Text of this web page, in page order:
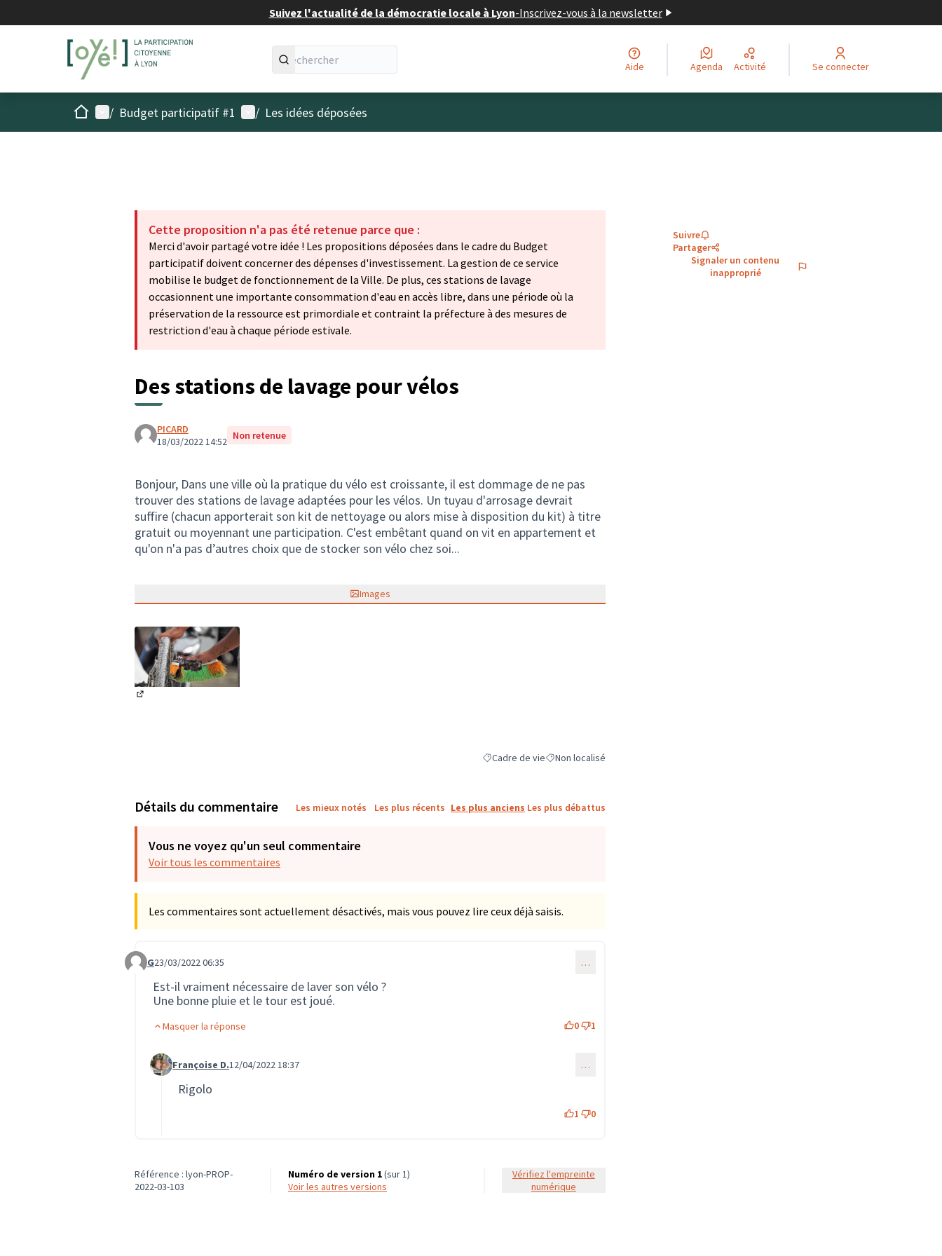
Suivez l'actualité de la démocratie locale à Lyon-Inscrivez-vous à la newsletter
Aide Agenda Activité Se connecter
AccueilMenu principal
/ Budget participatif #1 Menu utilisateur
/ Les idées déposées
Cette proposition n'a pas été retenue parce que :
Merci d'avoir partagé votre idée ! Les propositions déposées dans le cadre du Budget
participatif doivent concerner des dépenses d'investissement. La gestion de ce service
mobilise le budget de fonctionnement de la Ville. De plus, ces stations de lavage
occasionnent une importante consommation d'eau en accès libre, dans une période où la
préservation de la ressource est primordiale et contraint la préfecture à des mesures de
restriction d'eau à chaque période estivale.
Des stations de lavage pour vélos
PICARD
18/03/2022 14:52 Non retenue
Bonjour, Dans une ville où la pratique du vélo est croissante, il est dommage de ne pas
trouver des stations de lavage adaptées pour les vélos. Un tuyau d'arrosage devrait
suffire (chacun apporterait son kit de nettoyage ou alors mise à disposition du kit) à titre
gratuit ou moyennant une participation. C'est embêtant quand on vit en appartement et
qu'on n'a pas d’autres choix que de stocker son vélo chez soi...
Images
Filtrer les résultats de la catégorie : Cadre de vie
Cadre de vieFiltrer les résultats pour la localisation : Non localisé
Non localisé
Suivre
Partager
Signaler un contenu
inapproprié
Détails du commentaire Les mieux notés Les plus récents Les plus anciens Les plus débattus
Vous ne voyez qu'un seul commentaire
Voir tous les commentaires
Les commentaires sont actuellement désactivés, mais vous pouvez lire ceux déjà saisis.
Commentaire 36
G23/03/2022 06:35 …
Est-il vraiment nécessaire de laver son vélo ?
Une bonne pluie et le tour est joué.
Masquer la réponse 0 1
Commentaire 311 (réponse au commentaire 36)
Françoise D.12/04/2022 18:37 …
Rigolo
1 0
Référence : lyon-PROP-
2022-03-103
Numéro de version 1(sur 1)
voir les autres versions
Vérifiez l'empreinte
numérique